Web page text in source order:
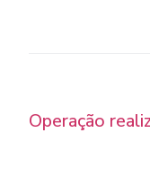
Operação